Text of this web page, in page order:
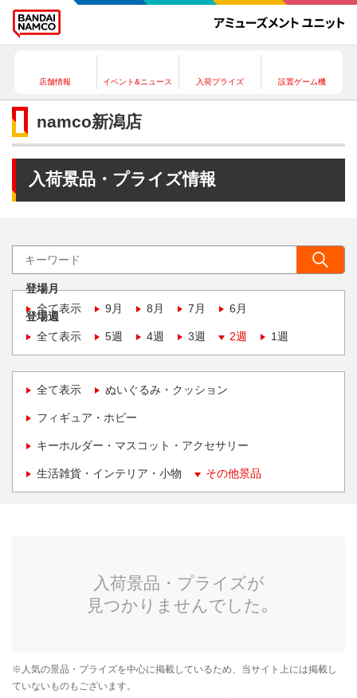
店舗情報 イベント&ニュース 入荷プライズ 設置ゲーム機
namco新潟店
入荷景品・プライズ情報
登場月
全て表示
9月 8月 7月 6月
登場週
全て表示
5週 4週 3週 2週 1週
全て表示 ぬいぐるみ・クッション
フィギュア・ホビー
キーホルダー・マスコット・アクセサリー
生活雑貨・インテリア・小物 その他景品